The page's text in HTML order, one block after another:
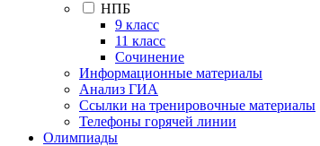
НПБ
9 класс
11 класс
Сочинение
Информационные материалы
Анализ ГИА
Ссылки на тренировочные материалы
Телефоны горячей линии
Олимпиады